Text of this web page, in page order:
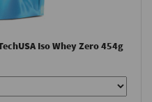
Iso Whey Zero 454g